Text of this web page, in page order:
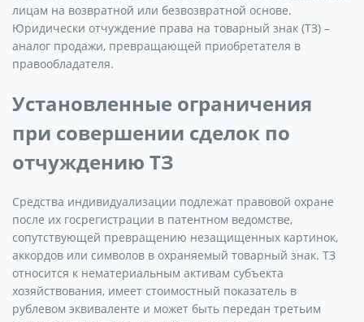
лицам на возвратной или безвозвратной основе.
Юридически отчуждение права на товарный знак (ТЗ) –
аналог продажи, превращающей приобретателя в
правообладателя.
Установленные ограничения
при совершении сделок по
отчуждению ТЗ
Средства индивидуализации подлежат правовой охране
после их госрегистрации в патентном ведомстве,
сопутствующей превращению незащищенных картинок,
аккордов или символов в охраняемый товарный знак. ТЗ
относится к нематериальным активам субъекта
хозяйствования, имеет стоимостный показатель в
рублевом эквиваленте и может быть передан третьим